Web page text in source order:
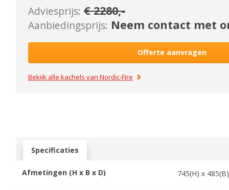
Adviesprijs: €2280,-
Aanbiedingsprijs: Neem contact met
Offerte aanvragen
Bekijk alle kachels vanNordic-Fire
Specificaties
Afmetingen (H x B x D) 745(H) x 485